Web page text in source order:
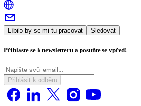
Líbilo by se mi tu pracovat Sledovat
Přihlaste se k newsletteru a posuňte se vpřed!
Přihlásit k odběru